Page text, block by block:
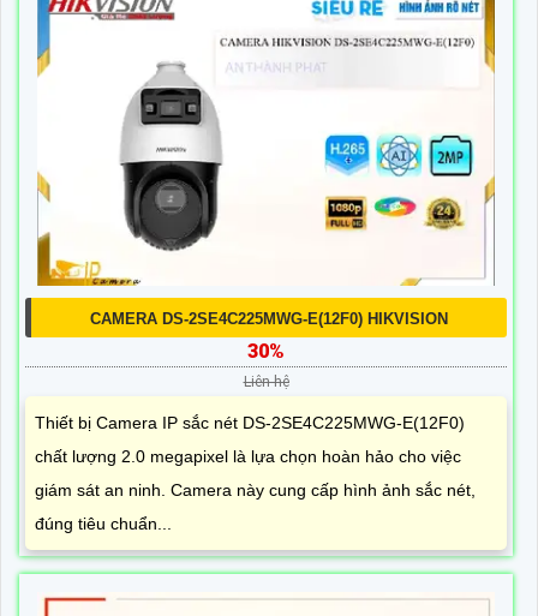
CAMERA DS-2SE4C225MWG-E(12F0) HIKVISION
30%
Liên hệ
Thiết bị Camera IP sắc nét DS-2SE4C225MWG-E(12F0)
chất lượng 2.0 megapixel là lựa chọn hoàn hảo cho việc
giám sát an ninh. Camera này cung cấp hình ảnh sắc nét,
đúng tiêu chuẩn...